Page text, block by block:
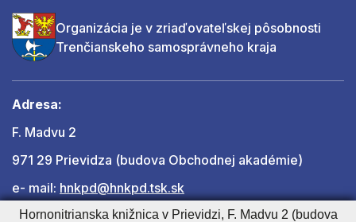
Organizácia je v zriaďovateľskej pôsobnosti
Trenčianskeho samosprávneho kraja
Adresa:
F. Madvu 2
971 29 Prievidza (budova Obchodnej akadémie)
e- mail: hnkpd@hnkpd.tsk.sk
Hornonitrianska knižnica v Prievidzi, F. Madvu 2 (budova